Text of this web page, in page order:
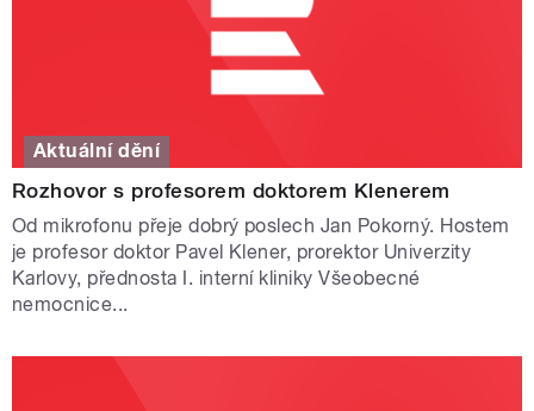
Aktuální dění
Rozhovor s profesorem doktorem Klenerem
Od mikrofonu přeje dobrý poslech Jan Pokorný. Hostem
je profesor doktor Pavel Klener, prorektor Univerzity
Karlovy, přednosta I. interní kliniky Všeobecné
nemocnice...